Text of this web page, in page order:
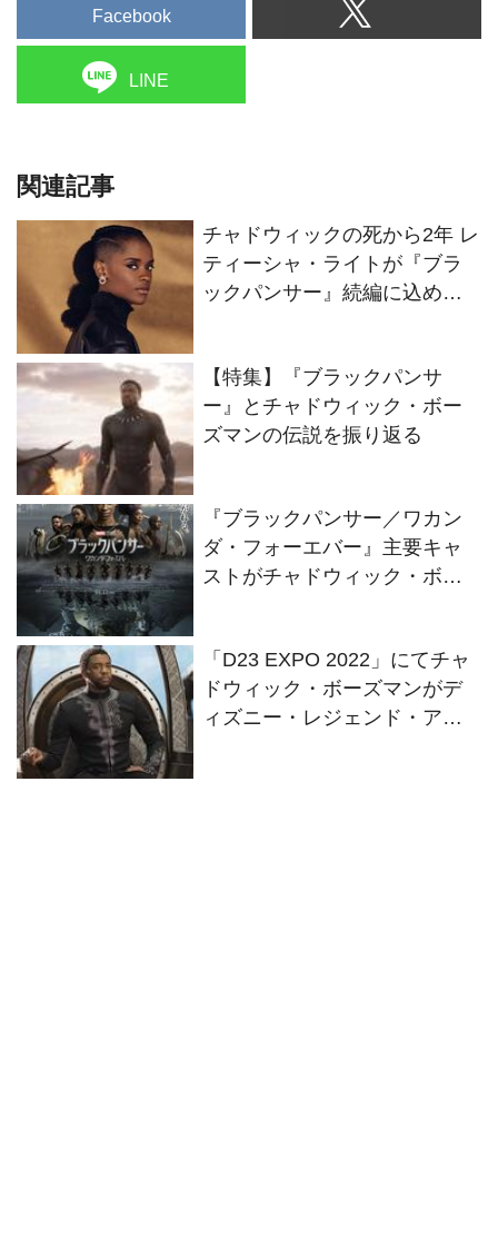
Facebook
LINE
関連記事
チャドウィックの死から2年 レ
ティーシャ・ライトが『ブラ
ックパンサー』続編に込めた
【特集】『ブラックパンサ
ー』とチャドウィック・ボー
ズマンの伝説を振り返る
『ブラックパンサー／ワカン
ダ・フォーエバー』主要キャ
ストがチャドウィック・ボー
「D23 EXPO 2022」にてチャ
ドウィック・ボーズマンがデ
ィズニー・レジェンド・アワ